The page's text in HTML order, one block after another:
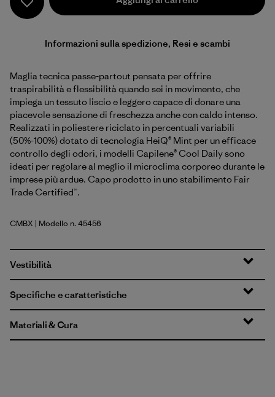
Informazioni sulla spedizione, Resi e scambi
Maglia tecnica passe-partout pensata per offrire
traspirabilità e flessibilità quando sei in movimento, che
impiega un tessuto liscio e leggero capace di donare una
piacevole sensazione di freschezza anche con caldo intenso.
Realizzati in poliestere riciclato in percentuali variabili
(50%-100%) dotato di tecnologia HeiQ® Mint per un efficace
controllo degli odori, i modelli Capilene® Cool Daily sono
ideati per regolare al meglio il microclima corporeo durante le
imprese più ardue. Capo prodotto in uno stabilimento Fair
Trade Certified™.
Clement Blue - Light Clement Blue X-Dye
CMBX | Modello n. 45456
Vestibilità
Specifiche e caratteristiche
Materiali & Cura